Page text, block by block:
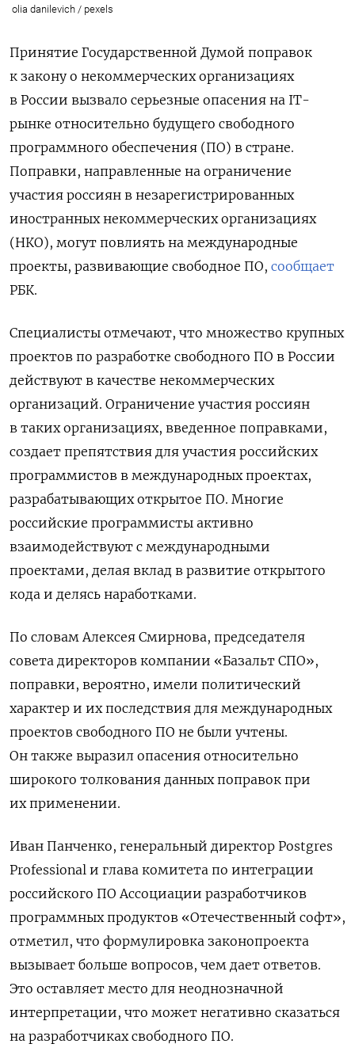
olia danilevich / pexels
Принятие Государственной Думой поправок
к закону о некоммерческих организациях
в России вызвало серьезные опасения на IT-
рынке относительно будущего свободного
программного обеспечения (ПО) в стране.
Поправки, направленные на ограничение
участия россиян в незарегистрированных
иностранных некоммерческих организациях
(НКО), могут повлиять на международные
проекты, развивающие свободное ПО, сообщает
РБК.
Специалисты отмечают, что множество крупных
проектов по разработке свободного ПО в России
действуют в качестве некоммерческих
организаций. Ограничение участия россиян
в таких организациях, введенное поправками,
создает препятствия для участия российских
программистов в международных проектах,
разрабатывающих открытое ПО. Многие
российские программисты активно
взаимодействуют с международными
проектами, делая вклад в развитие открытого
кода и делясь наработками.
По словам Алексея Смирнова, председателя
совета директоров компании «Базальт СПО»,
поправки, вероятно, имели политический
характер и их последствия для международных
проектов свободного ПО не были учтены.
Он также выразил опасения относительно
широкого толкования данных поправок при
их применении.
Иван Панченко, генеральный директор Postgres
Professional и глава комитета по интеграции
российского ПО Ассоциации разработчиков
программных продуктов «Отечественный софт»,
отметил, что формулировка законопроекта
вызывает больше вопросов, чем дает ответов.
Это оставляет место для неоднозначной
интерпретации, что может негативно сказаться
на разработчиках свободного ПО.